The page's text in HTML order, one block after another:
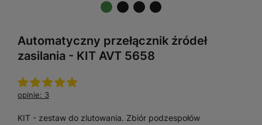
Automatyczny przełącznik źródeł
zasilania - KIT AVT 5658
opinie: 3
KIT - zestaw do zlutowania. Zbiór podzespołów